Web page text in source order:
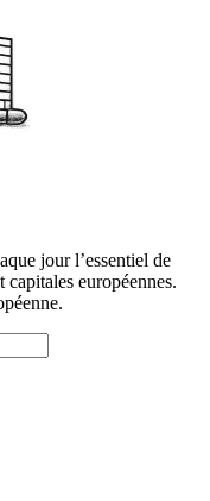
jour l’essentiel de
capitales européennes.